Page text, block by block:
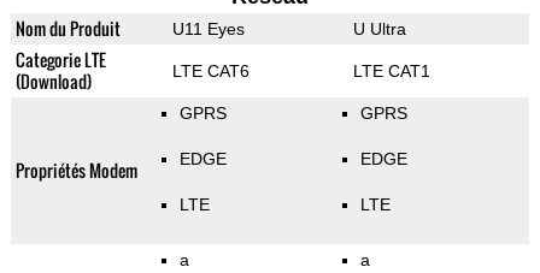
Nom du Produit U11 Eyes U Ultra
Categorie LTE
(Download)
LTE CAT6 LTE CAT1
Propriétés Modem
GPRS
EDGE
LTE
GPRS
EDGE
LTE
a a